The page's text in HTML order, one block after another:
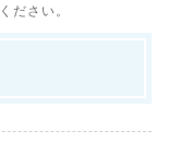
ださい。